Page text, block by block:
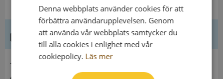
Kontaktuppgifter
Denna webbplats använder cookies för att
förbättra användarupplevelsen. Genom
att använda vår webbplats samtycker du
till alla cookies i enlighet med vår
cookiepolicy. Läs mer